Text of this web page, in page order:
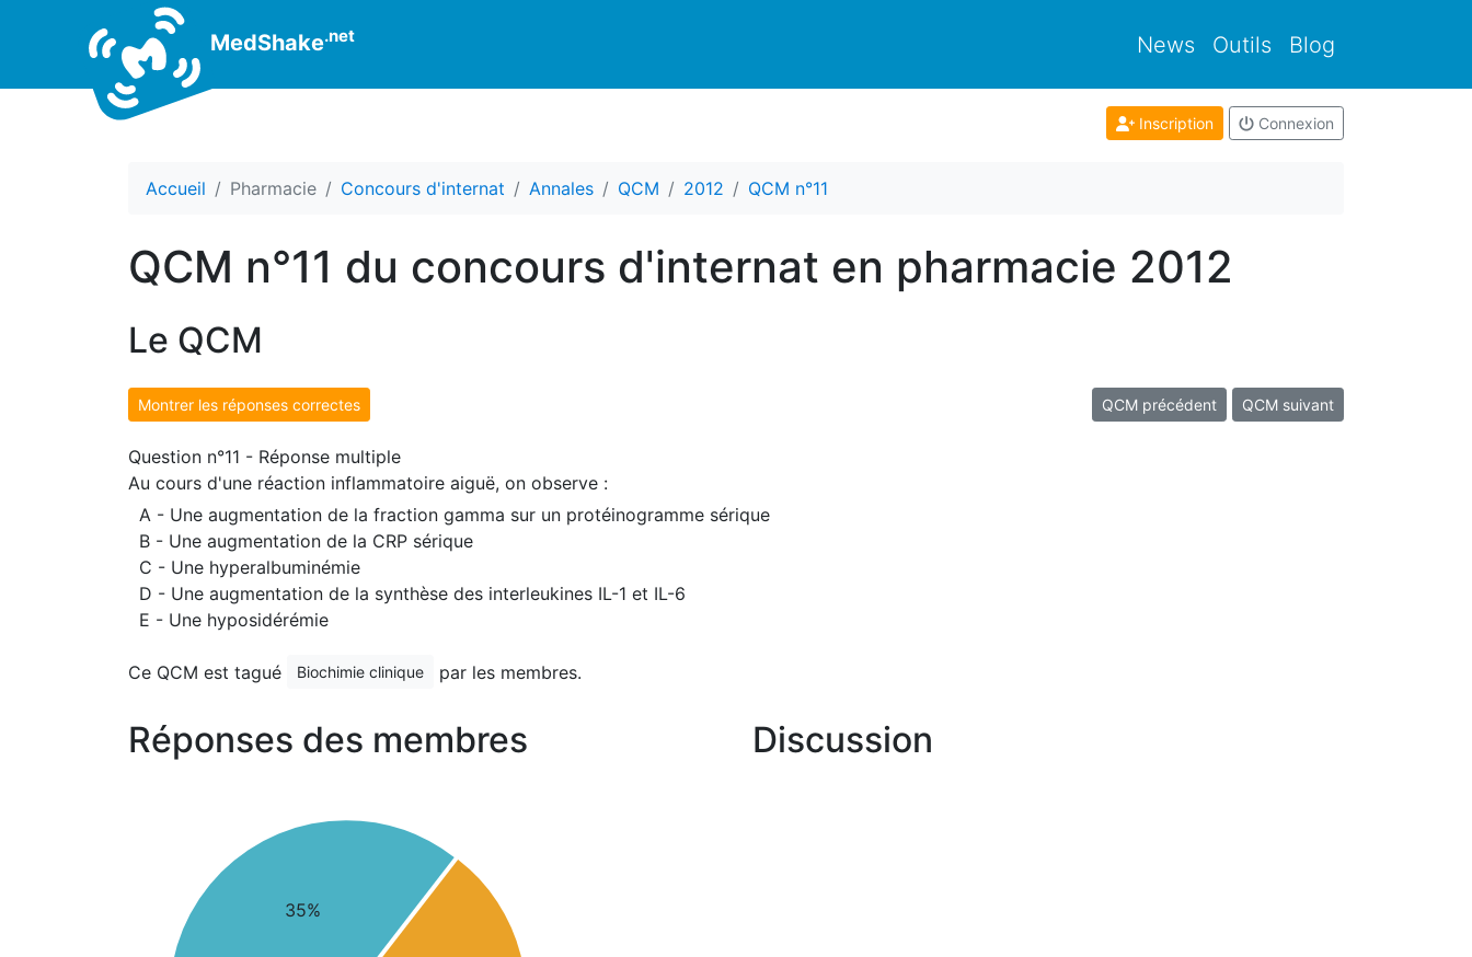
MedShake.net News Outils Blog
Inscription Connexion
Accueil Pharmacie Concours d'internat Annales QCM 2012 QCM n°11
QCM n°11 du concours d'internat en pharmacie 2012
Le QCM
Montrer les réponses correctes QCM précédent QCM suivant
Question n°11 - Réponse multiple
Au cours d'une réaction inflammatoire aiguë, on observe :
A - Une augmentation de la fraction gamma sur un protéinogramme sérique
B - Une augmentation de la CRP sérique
C - Une hyperalbuminémie
D - Une augmentation de la synthèse des interleukines IL-1 et IL-6
E - Une hyposidérémie
Ce QCM est tagué Biochimie clinique par les membres.
Réponses des membres
35%
Discussion